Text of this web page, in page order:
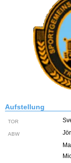
Aufstellung
TOR
ABW